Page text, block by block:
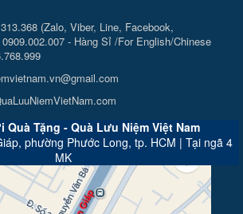
(Zalo, Viber, Line, Facebook,
- Hàng Sỉ /For English/Chinese
Quà Tặng - Quà Lưu Niệm Việt Nam
phường Phước Long, tp. HCM | Tại ngã 4
MK